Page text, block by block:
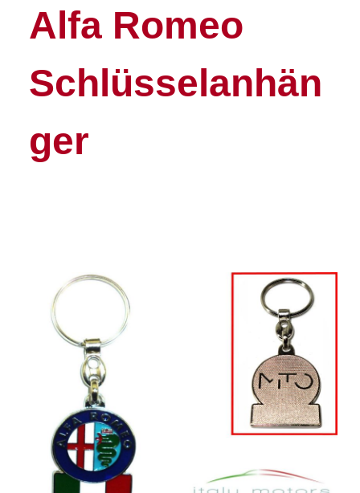
Alfa Romeo
Schlüsselanhän
ger